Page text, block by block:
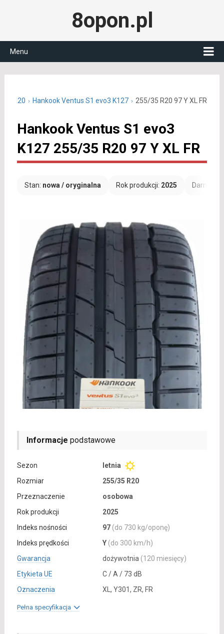
8opon.pl
Menu
35 R20 Hankook Ventus S1 evo3 K127 255/35 R20 97 Y XL FR
Hankook Ventus S1 evo3
K127 255/35 R20 97 Y XL FR
Stan: nowa / oryginalna Rok produkcji: 2025
Informacje podstawowe
Sezon
letnia
Rozmiar
255/35 R20
Przeznaczenie
osobowa
Rok produkcji
2025
Indeks nośności
97 (do 730 kg/oponę)
Indeks prędkości
Y (do 300 km/h)
Gwarancja
dożywotnia (120 miesięcy)
Etykieta UE
C / A / 73 dB
Oznaczenia
XL, Y301, ZR, FR
Pełna specyfikacja